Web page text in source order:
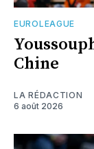
EUROLEAGUE
Chine
LA RÉDACTION
6 août 2026